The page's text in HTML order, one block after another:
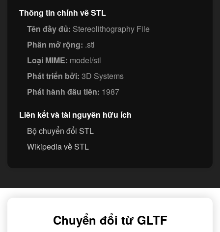
Thông tin chính về STL
Tên đầy đủ: Stereolithography File
Phần mở rộng: .stl
Loại MIME: model/stl
Phát triển bởi: 3D Systems
Phát hành đầu tiên: 1987
Liên kết và tài nguyên hữu ích
Bộ chuyển đổi STL
Wikipedia về STL
Chuyển đổi từ GLTF